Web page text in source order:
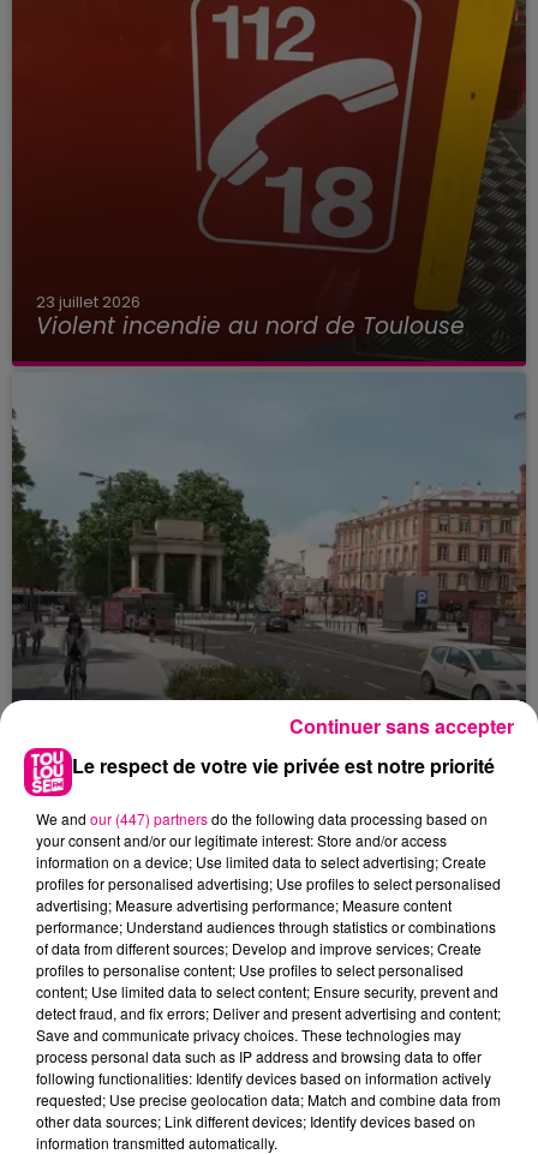
23 juillet 2026
Violent incendie au nord de Toulouse
22 juillet 2026
Toulouse : circulation perturbée dans le
secteur François Verdier...
Le respect de votre vie privée est notre priorité
We and our (447) partnersdo the following data processing based on
your consent and/or our legitimate interest: Store and/or access
information on a device; Use limited data to select advertising; Create
profiles for personalised advertising; Use profiles to select personalised
advertising; Measure advertising performance; Measure content
performance; Understand audiences through statistics or combinations
of data from different sources; Develop and improve services; Create
profiles to personalise content; Use profiles to select personalised
content; Use limited data to select content; Ensure security, prevent and
detect fraud, and fix errors; Deliver and present advertising and content;
Save and communicate privacy choices. These technologies may
process personal data such as IP address and browsing data to offer
following functionalities: Identify devices based on information actively
requested; Use precise geolocation data; Match and combine data from
other data sources; Link different devices; Identify devices based on
information transmitted automatically.
Continuer sans accepter